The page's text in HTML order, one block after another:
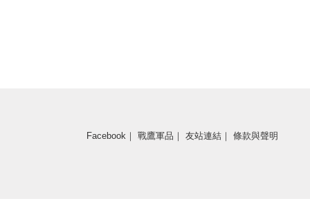
Facebook ｜ 戰鷹軍品 ｜ 友站連結 ｜ 條款與聲明